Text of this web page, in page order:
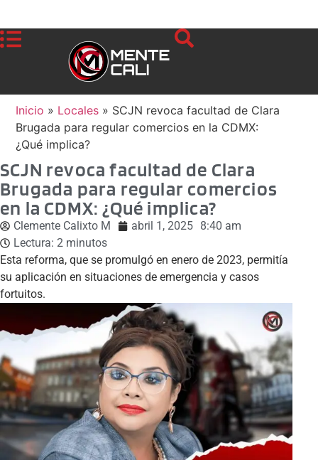
Inicio » Locales » SCJN revoca facultad de Clara
Brugada para regular comercios en la CDMX:
¿Qué implica?
SCJN revoca facultad de Clara
Brugada para regular comercios
en la CDMX: ¿Qué implica?
Clemente Calixto M abril 1, 2025 8:40 am
Lectura: 2 minutos
Esta reforma, que se promulgó en enero de 2023, permitía
su aplicación en situaciones de emergencia y casos
fortuitos.